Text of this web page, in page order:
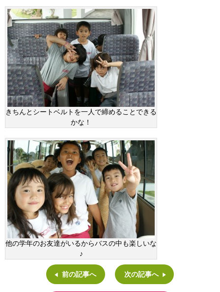
きちんとシートベルトを一人で締めることできる
かな！
他の学年のお友達がいるからバスの中も楽しいな
♪
前の記事へ 次の記事へ